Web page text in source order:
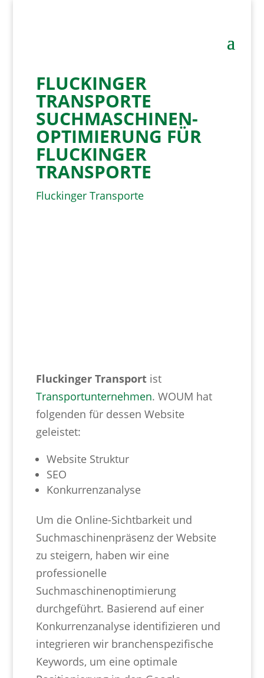
FLUCKINGER
TRANSPORTE
SUCHMASCHINEN­
OPTIMIERUNG FÜR
FLUCKINGER
TRANSPORTE
Fluckinger Transporte
Fluckinger Transportist
Transportunternehmen. WOUM hat
folgenden für dessen Website
geleistet:
Website Struktur
SEO
Konkurrenzanalyse
Um die Online-Sichtbarkeit und
Suchmaschinenpräsenz der Website
zu steigern, haben wir eine
professionelle
Suchmaschinenoptimierung
durchgeführt. Basierend auf einer
Konkurrenzanalyse identifizieren und
integrieren wir branchenspezifische
Keywords, um eine optimale